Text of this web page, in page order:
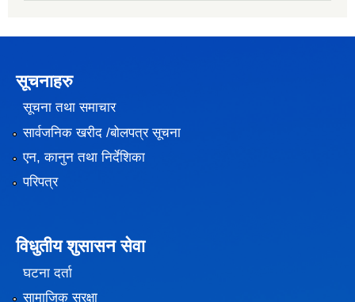
सूचनाहरु
सूचना तथा समाचार
सार्वजनिक खरीद /बोलपत्र सूचना
एन, कानुन तथा निर्देशिका
परिपत्र
विधुतीय शुसासन सेवा
घटना दर्ता
सामाजिक सुरक्षा